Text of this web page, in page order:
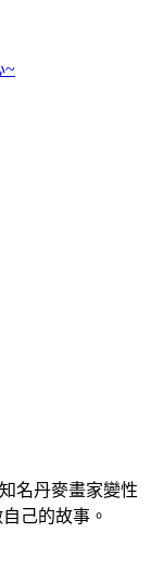
~
名丹麥畫家變性
己的故事。